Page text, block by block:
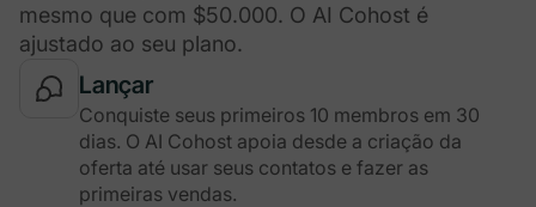
mesmo que com $50.000. O AI Cohost é
ajustado ao seu plano.
Lançar
Conquiste seus primeiros 10 membros em 30
dias. O AI Cohost apoia desde a criação da
oferta até usar seus contatos e fazer as
primeiras vendas.